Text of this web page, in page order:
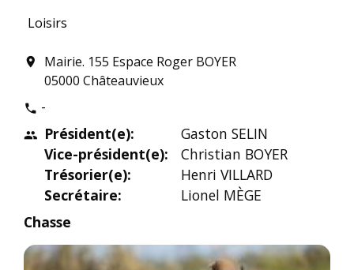
Loisirs
location_on
Mairie. 155 Espace Roger BOYER
05000 Châteauvieux
phone -
people
Président(e):
Vice-président(e):
Trésorier(e):
Secrétaire:
Gaston SELIN
Christian BOYER
Henri VILLARD
Lionel MÈGE
Chasse